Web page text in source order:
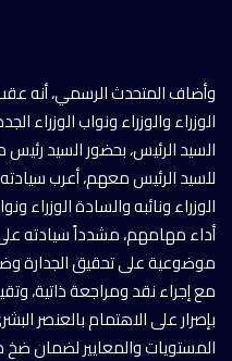
وأضاف المتحدث الرسمي، أنه عقب
الوزراء والوزراء ونواب الوزراء
السيد الرئيس، بحضور السيد
للسيد الرئيس معهم، أعرب
الوزراء ونائبه والسادة الوزراء
أداء مهامهم، مشدداً سيادته
موضوعية على تحقيق الجدارة
مع إجراء نقد ومراجعة ذاتية،
بإصرار على الاهتمام بالعنصر
المستويات والمعايير لضمان